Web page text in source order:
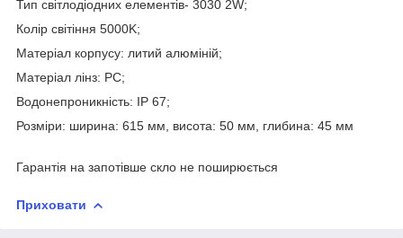
Тип світлодіодних елементів- 3030 2W;
Колір світіння 5000K;
Матеріал корпусу: литий алюміній;
Матеріал лінз: PC;
Водонепроникність: IP 67;
Розміри: ширина: 615 мм, висота: 50 мм, глибина: 45 мм
Гарантія на запотівше скло не поширюється
Приховати